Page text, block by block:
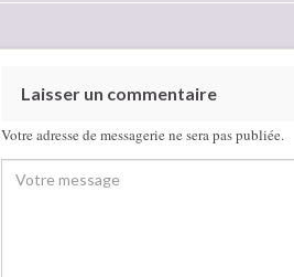
Laisser un commentaire
Votre adresse de messagerie ne sera pas publiée.